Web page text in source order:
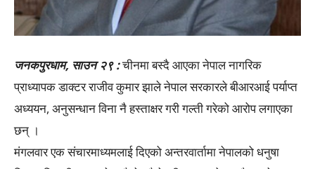
जनकपुरधाम, साउन २९ :चीनमा बस्दै आएका नेपाल नागरिक
प्राध्यापक डाक्टर राजीव कुमार झाले नेपाल सरकारले बीआरआई पर्याप्त
अध्ययन, अनुसन्धान विना नै हस्ताक्षर गरी गल्ती गरेको आरोप लगाएका
छन् ।
मंगलवार एक संचारमाध्यमलाई दिएको अन्तरवार्तामा नेपालको धनुषा